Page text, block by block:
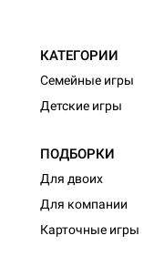
КАТЕГОРИИ
Семейные игры
Детские игры
ПОДБОРКИ
Для двоих
Для компании
Карточные игры